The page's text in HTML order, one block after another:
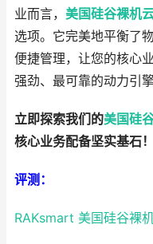
业而言， 美国硅谷裸机
选项。它完美地平衡了
便捷管理，让您的核心
强劲、最可靠的动力引擎
立即探索我们的美国硅
核心业务配备坚实基石！
评测：
RAKsmart 美国硅谷裸